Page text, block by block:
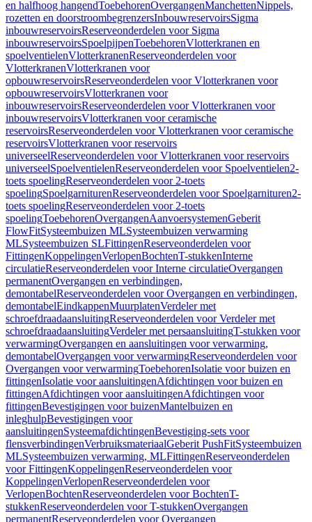
en halfhoog hangendToebehorenOvergangenManchettenNippels,
rozetten en doorstroombegrenzersInbouwreservoirsSigma
inbouwreservoirsReserveonderdelen voor Sigma
inbouwreservoirsSpoelpijpenToebehorenVlotterkranen en
spoelventielenVlotterkranenReserveonderdelen voor
VlotterkranenVlotterkranen voor
opbouwreservoirsReserveonderdelen voor Vlotterkranen voor
opbouwreservoirsVlotterkranen voor
inbouwreservoirsReserveonderdelen voor Vlotterkranen voor
inbouwreservoirsVlotterkranen voor ceramische
reservoirsReserveonderdelen voor Vlotterkranen voor ceramische
reservoirsVlotterkranen voor reservoirs
universeelReserveonderdelen voor Vlotterkranen voor reservoirs
universeelSpoelventielenReserveonderdelen voor Spoelventielen2-
toets spoelingReserveonderdelen voor 2-toets
spoelingSpoelgarniturenReserveonderdelen voor Spoelgarnituren2-
toets spoelingReserveonderdelen voor 2-toets
spoelingToebehorenOvergangenAanvoersystemenGeberit
FlowFitSysteembuizen MLSysteembuizen verwarming
MLSysteembuizen SLFittingenReserveonderdelen voor
FittingenKoppelingenVerlopenBochtenT-stukkenInterne
circulatieReserveonderdelen voor Interne circulatieOvergangen
permanentOvergangen en verbindingen,
demontabelReserveonderdelen voor Overgangen en verbindingen,
demontabelEindkappenMuurplatenVerdeler met
schroefdraadaansluitingReserveonderdelen voor Verdeler met
schroefdraadaansluitingVerdeler met persaansluitingT-stukken voor
verwarmingOvergangen en aansluitingen voor verwarming,
demontabelOvergangen voor verwarmingReserveonderdelen voor
Overgangen voor verwarmingToebehorenIsolatie voor buizen en
fittingenIsolatie voor aansluitingenAfdichtingen voor buizen en
fittingenAfdichtingen voor aansluitingenAfdichtingen voor
fittingenBevestigingen voor buizenMantelbuizen en
inleghulpBevestigingen voor
aansluitingenSysteemafdichtingenBevestiging-sets voor
flensverbindingenVerbruiksmateriaalGeberit PushFitSysteembuizen
MLSysteembuizen verwarming, MLFittingenReserveonderdelen
voor FittingenKoppelingenReserveonderdelen voor
KoppelingenVerlopenReserveonderdelen voor
VerlopenBochtenReserveonderdelen voor BochtenT-
stukkenReserveonderdelen voor T-stukkenOvergangen
permanentReserveonderdelen voor Overgangen